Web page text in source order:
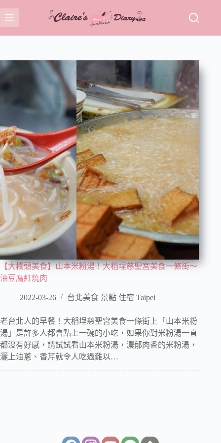
至
主
容
【大橋頭美食】山本米粉湯！大稻埕慈聖宮美食一條街～
油豆腐紅燒肉
2022-03-26 台北美食 景點 住宿 Taipei
老台北人的早餐！大稻埕慈聖宮美食一條街上「山本米粉
湯」是許多人都會點上一碗的小吃，如果你對米粉湯一直
都沒有好感，請試試看山本米粉湯，濃郁肉香的米粉湯，
灑上油蔥、香芹就令人吃過難以…